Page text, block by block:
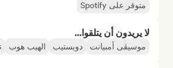
متوفر على Spotify
لا يريدون أن يتلقوا...
موسيقى أمبيانت دوبستيب الهيب هوب